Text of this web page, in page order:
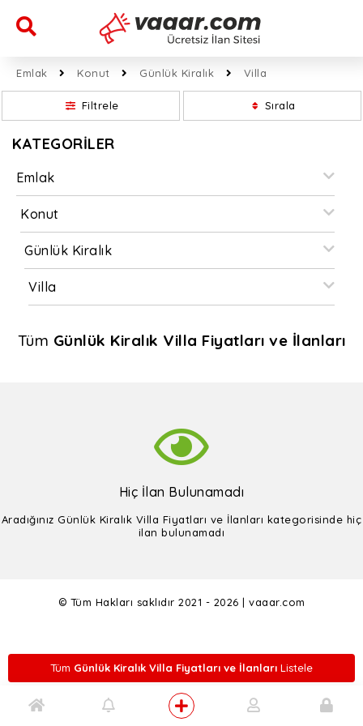
Emlak Konut Günlük Kiralık Villa
Filtrele Sırala
KATEGORİLER
Emlak
Konut
Günlük Kiralık
Villa
Tüm Günlük Kiralık Villa Fiyatları ve İlanları
Tüm Günlük Kiralık Villa Fiyatları ve İlanları Listele
Hiç İlan Bulunamadı
Aradığınız Günlük Kiralık Villa Fiyatları ve İlanları kategorisinde hiç
ilan bulunamadı
© Tüm Hakları saklıdır 2021 - 2026 | vaaar.com